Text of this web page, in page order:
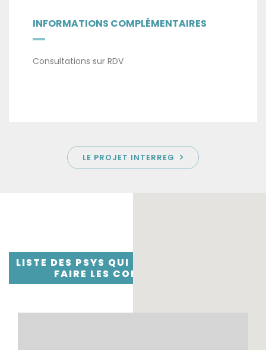
INFORMATIONS COMPLÉMENTAIRES
Consultations sur RDV
LE PROJET INTERREG
LISTE DES PSYS QUI SONT FORMÉS POUR
FAIRE LES CONSULTATIONS